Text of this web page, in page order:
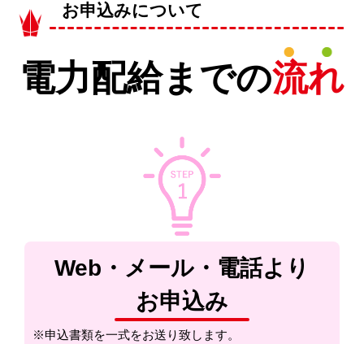
お申込みについて
電力配給までの流れ
Web・メール・電話より
お申込み
※申込書類を一式をお送り致します。